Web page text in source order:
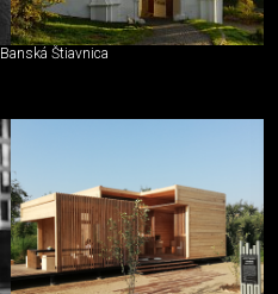
Banská Štiavnica